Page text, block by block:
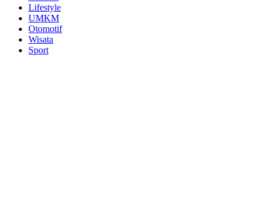
Lifestyle
UMKM
Otomotif
Wisata
Sport